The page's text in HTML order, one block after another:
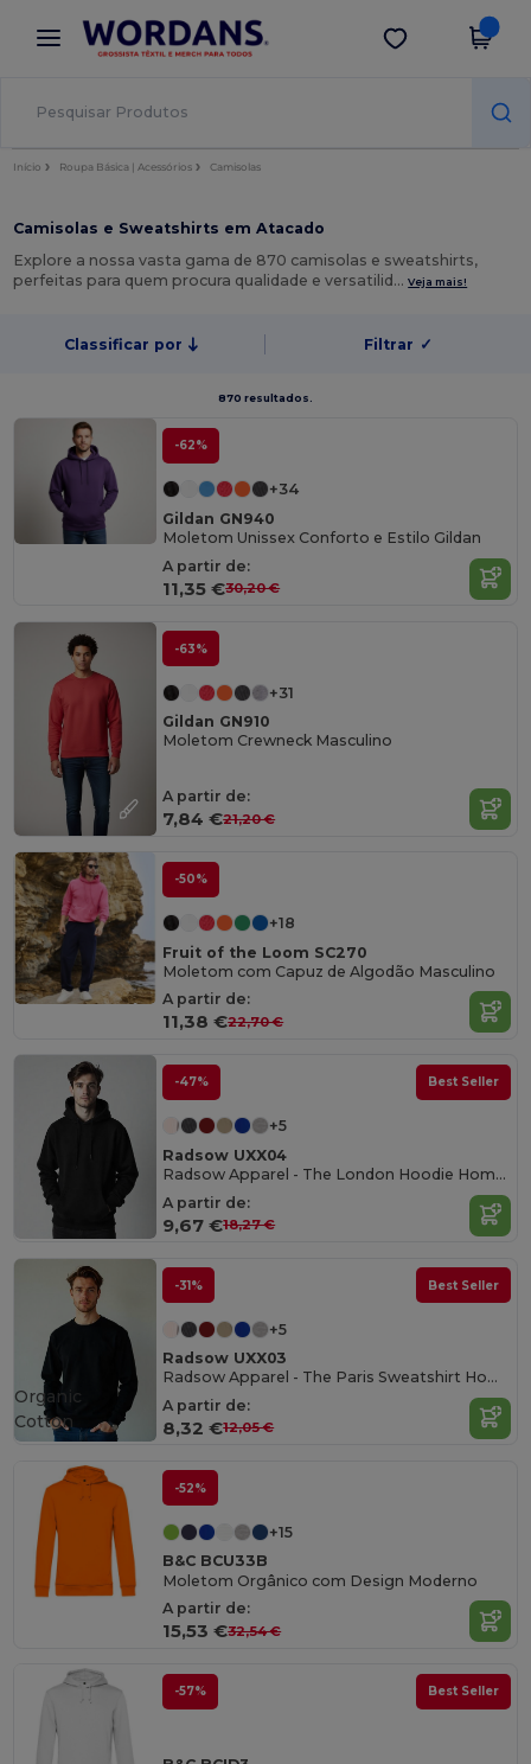
× App Wordans
Melhores preços na app!
Obter app
Início Roupa Básica | Acessórios Camisolas
Camisolas e Sweatshirts em Atacado
Explore a nossa vasta gama de 870 camisolas e sweatshirts,
perfeitas para quem procura qualidade e versatilid…Veja mais!
Classificar por Filtrar ✓
870 resultados.
-62%
+34
Gildan GN940
Moletom Unissex Conforto e Estilo Gildan
A partir de:
11,35 €30,20 €
-63%
+31
Gildan GN910
Moletom Crewneck Masculino
A partir de:
7,84 €21,20 €
-50%
+18
Fruit of the Loom SC270
Moletom com Capuz de Algodão Masculino
A partir de:
11,38 €22,70 €
-47% Best Seller
+5
Radsow UXX04
Radsow Apparel - The London Hoodie Homens
A partir de:
9,67 €18,27 €
-31% Best Seller
+5
Radsow UXX03
Radsow Apparel - The Paris Sweatshirt Homens
A partir de:
8,32 €12,05 €
Organic
Cotton
-52%
+15
B&C BCU33B
Moletom Orgânico com Design Moderno
A partir de:
15,53 €32,54 €
-57% Best Seller